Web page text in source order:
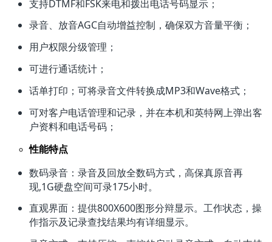
支持DTMF和FSK来电和拨出电话号码显示；
录音、放音AGC自动增益控制，确保双方音量平衡；
用户权限分级管理；
可进行通话统计；
话单打印；可将录音文件转换成MP3和Wave格式；
可对客户电话管理和记录，并在本机和英特网上弹出客
户资料和电话号码；
性能特点
数码录音：录音及回放全数码方式，高保真原音再
现,1G硬盘空间可录175小时。
直观界面：提供800X600图形分辩显示。工作状态，操
作指示及记录查找结果均有详细显示。